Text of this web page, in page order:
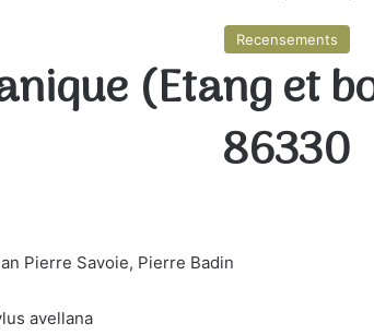
Recensements
(Etang et
86330
Pierre Savoie, Pierre Badin
avellana